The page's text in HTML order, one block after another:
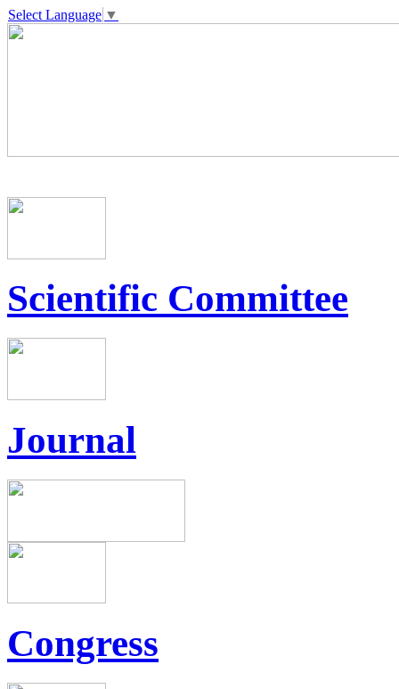
Select Language ▼
Scientific Committee
Journal
Congress